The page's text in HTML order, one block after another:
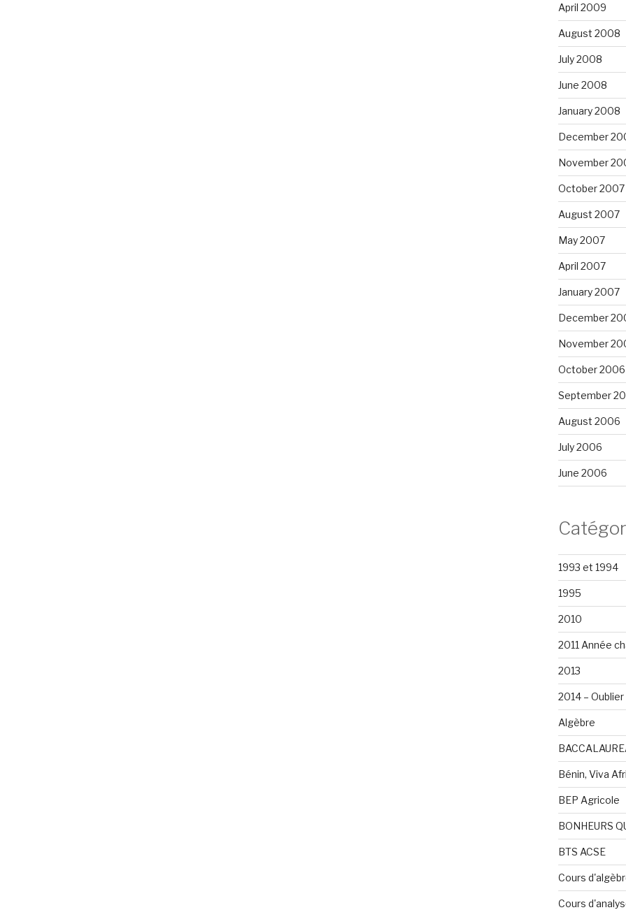
April 2009
August 2008
July 2008
June 2008
January 2008
December
November
October 2007
August 2007
May 2007
April 2007
January 2007
December
November
October 2006
September
August 2006
July 2006
June 2006
1993 et 1994
1995
2010
2011 Année
2013
2014 –
Algèbre
Bénin, Viva
BEP Agricole
BONHEURS
BTS ACSE
Cours
Cours